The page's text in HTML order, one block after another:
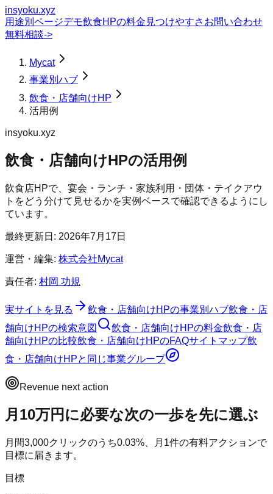
insyoku.xyz
用途別ページデモ飲食HPの料金 見つけやすさ お問い合わせ
無料相談->
Mycat
事業別ハブ
飲食・店舗向けHP
活用例
insyoku.xyz
飲食・店舗向けHPの活用例
飲食店HPで、宴会・ランチ・家族利用・団体・テイクアウ
トをどう分けて見せるかを実例ベースで確認できるようにし
ています。
最終更新日: 2026年7月17日
運営・編集: 株式会社Mycat
責任者: 村岡 功規
実サイトを見る 飲食・店舗向けHPの事業別ハブ飲食・店
舗向けHPの検索意図 飲食・店舗向けHPの料金飲食・店
舗向けHPの比較飲食・店舗向けHPのFAQサイトマップ飲
食・店舗向けHPと同じ事業グループ
Revenue next action
月10万円に必要な次の一歩を先に選ぶ
月間3,000クリックのうち0.03%、月 1件の有料アクションで
目標に届きます。
目標